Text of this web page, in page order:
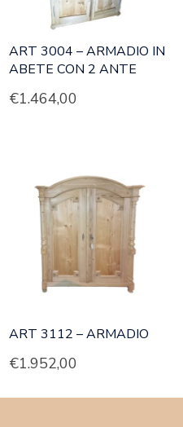
ART 3004 – ARMADIO IN
ABETE CON 2 ANTE
€1.464,00
ART 3112 – ARMADIO
€1.952,00